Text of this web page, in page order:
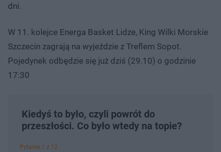
dni.
W 11. kolejce Energa Basket Lidze, King Wilki Morskie
Szczecin zagrają na wyjeździe z Treflem Sopot.
Pojedynek odbędzie się już dziś (29.10) o godzinie
17:30
Kiedyś to było, czyli powrót do
przeszłości. Co było wtedy na topie?
Pytanie 1 z 12